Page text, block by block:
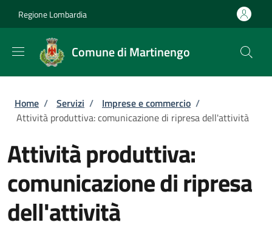
Regione Lombardia
Comune di Martinengo
Briciole di pane
Home / Servizi / Imprese e commercio /
Attività produttiva: comunicazione di ripresa dell'attività
Attività produttiva:
comunicazione di ripresa
dell'attività